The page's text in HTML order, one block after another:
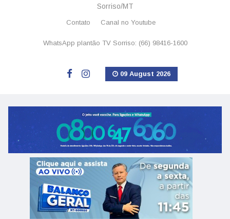
Sorriso/MT
Contato Canal no Youtube
WhatsApp plantão TV Sorriso: (66) 98416-1600
09 August 2026